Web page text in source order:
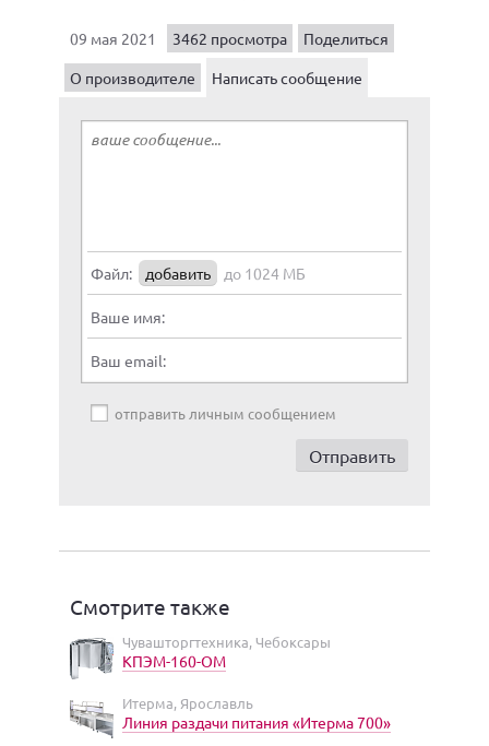
09 мая 2021 3462 просмотра
Поделиться
О производителе
Написать сообщение
Файл: добавить до 1024 МБ
Ваше имя:
Ваш email:
отправить личным сообщением
Смотрите также
Чувашторгтехника, Чебоксары
КПЭМ-160-ОМ
Итерма, Ярославль
Линия раздачи питания «Итерма 700»